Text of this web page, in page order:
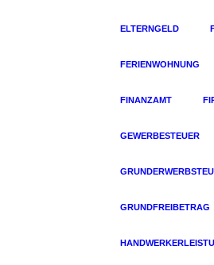
ELTERNGELD
FERIENWOHNUNG
FINANZAMT
GEWERBESTEUER
GRUNDFREIBETRAG